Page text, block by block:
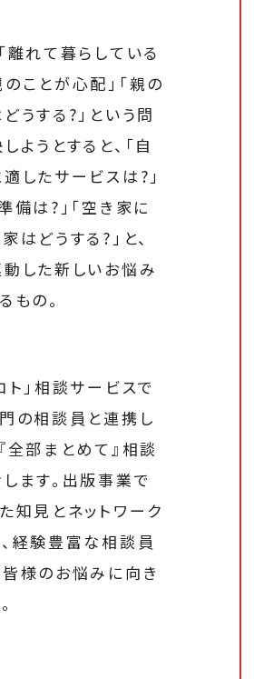
離れて暮らしている
ことが心配」「親の
うする?」という問
ようとすると、「自
したサービスは?」
備は?」「空き家に
はどうする?」と、
した新しいお悩み
もの。
ト」相談サービスで
の相談員と連携し
全部まとめて』相談
ます。出版事業で
知見とネットワーク
経験豊富な相談員
様のお悩みに向き